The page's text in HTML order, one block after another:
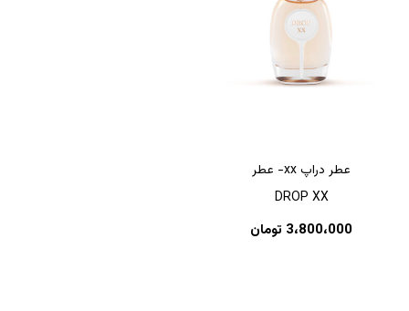
عطر دراپ xx- عطر
DROP XX
3،800،000 تومان